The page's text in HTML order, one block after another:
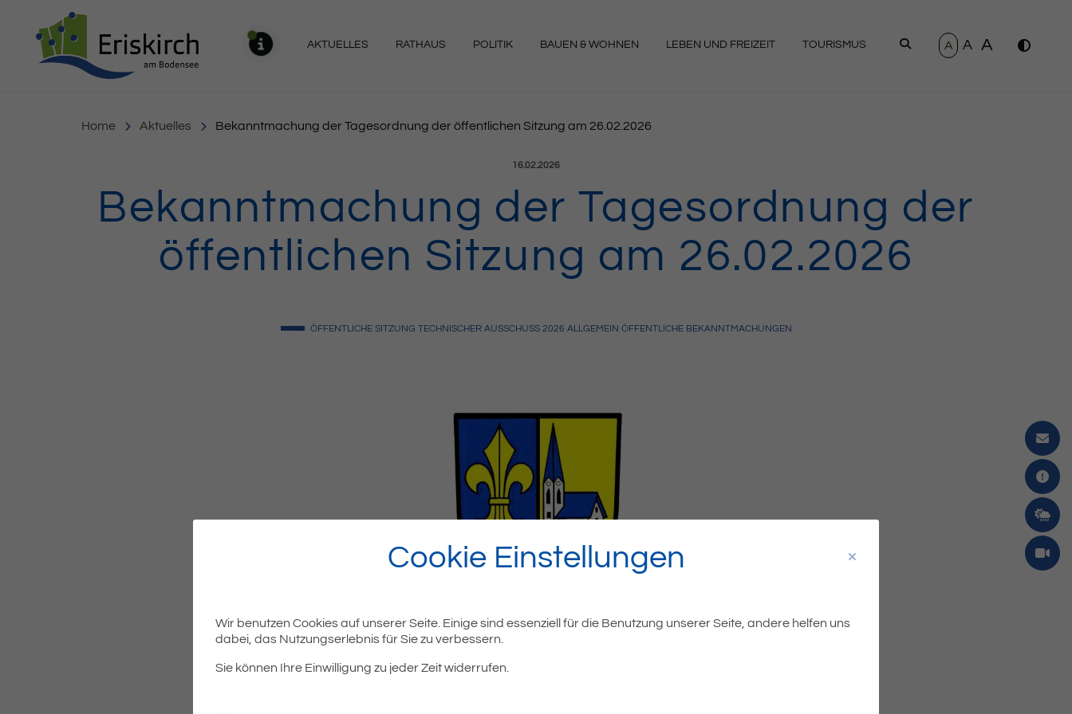
AKTUELLES RATHAUS POLITIK BAUEN & WOHNEN LEBEN UND FREIZEIT TOURISMUS SUCHEN
A A A
Home Aktuelles Bekanntmachung der Tagesordnung der öffentlichen Sitzung am 26.02.2026
Veröffentlicht am:
16.02.2026
Bekanntmachung der Tagesordnung der
öffentlichen Sitzung am 26.02.2026
ÖFFENTLICHE SITZUNG TECHNISCHER AUSSCHUSS 2026 ALLGEMEIN ÖFFENTLICHE BEKANNTMACHUNGEN
Cookie Einstellungen
Wir benutzen Cookies auf unserer Seite. Einige sind essenziell für die Benutzung unserer Seite, andere helfen uns
dabei, das Nutzungserlebnis für Sie zu verbessern.
Sie können Ihre Einwilligung zu jeder Zeit widerrufen.